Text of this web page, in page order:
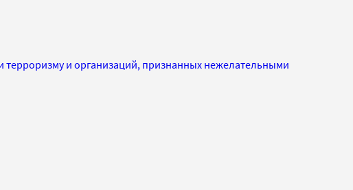
терроризму и организаций, признанных нежелательными